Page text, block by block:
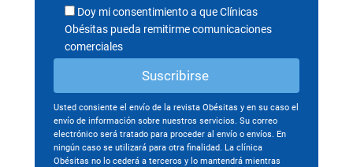
Doy mi consentimiento a que Clínicas
Obésitas pueda remitirme comunicaciones
comerciales
Usted consiente el envío de la revista Obésitas y en su caso el
envío de información sobre nuestros servicios. Su correo
electrónico será tratado para proceder al envío o envíos. En
ningún caso se utilizará para otra finalidad. La clínica
Obésitas no lo cederá a terceros y lo mantendrá mientras